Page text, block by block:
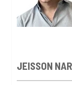
JEISSON